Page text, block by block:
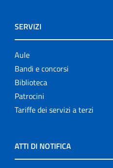
SERVIZI
Aule
Bandi e concorsi
Biblioteca
Patrocini
Tariffe dei servizi a terzi
ATTI DI NOTIFICA